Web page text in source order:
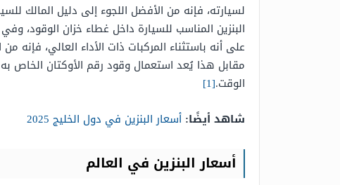
لسيارته، فإنه من الأفضل اللجوء إلى دليل المالك
البنزين المناسب للسيارة داخل غطاء خزان الوقود،
على أنه باستثناء المركبات ذات الأداء العالي،
مقابل هذا يُعد استعمال وقود رقم الأوكتان الخاص
الوقت.[1]
شاهد أيضًا: أسعار البنزين في دول الخليج 2025
أسعار البنزين في العالم